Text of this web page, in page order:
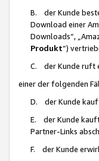
B. der Kunde
Download einer
Downloads“,
Produkt“)
C. der Kunde ruft
einer der folgenden
D. der Kunde
E. der Kunde kauft
Partner-Links
F. der Kunde